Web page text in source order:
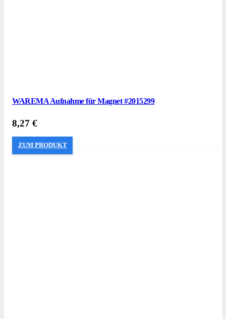
WAREMA Aufnahme für Magnet #2015299
8,27 €
ZUM PRODUKT